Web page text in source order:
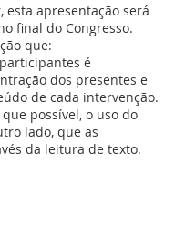
esta apresentação será
final do Congresso.
que:
é
dos presentes e
de cada intervenção.
possível, o uso do
lado, que as
da leitura de texto.